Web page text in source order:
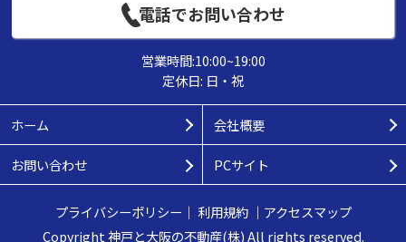
電話でお問い合わせ
営業時間:10:00~19:00
定休日: 日・祝
ホーム 会社概要
お問い合わせ PCサイト
プライバシーポリシー ｜ 利用規約｜ アクセスマップ
Copyright 神戸と大阪の不動産(株) All rights reserved.